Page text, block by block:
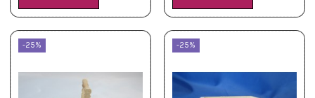
-25% -25%